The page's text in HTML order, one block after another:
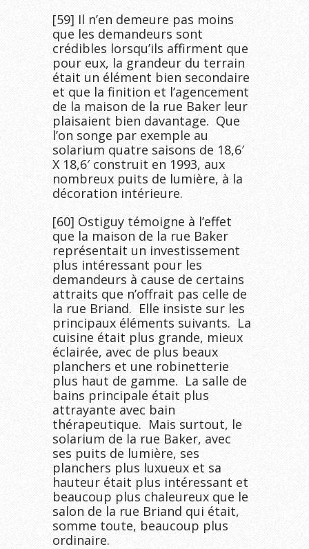
[59] Il n’en demeure pas moins
que les demandeurs sont
crédibles lorsqu’ils affirment que
pour eux, la grandeur du terrain
était un élément bien secondaire
et que la finition et l’agencement
de la maison de la rue Baker leur
plaisaient bien davantage. Que
l’on songe par exemple au
solarium quatre saisons de 18,6′
X 18,6′ construit en 1993, aux
nombreux puits de lumière, à la
décoration intérieure.
[60] Ostiguy témoigne à l’effet
que la maison de la rue Baker
représentait un investissement
plus intéressant pour les
demandeurs à cause de certains
attraits que n’offrait pas celle de
la rue Briand. Elle insiste sur les
principaux éléments suivants. La
cuisine était plus grande, mieux
éclairée, avec de plus beaux
planchers et une robinetterie
plus haut de gamme. La salle de
bains principale était plus
attrayante avec bain
thérapeutique. Mais surtout, le
solarium de la rue Baker, avec
ses puits de lumière, ses
planchers plus luxueux et sa
hauteur était plus intéressant et
beaucoup plus chaleureux que le
salon de la rue Briand qui était,
somme toute, beaucoup plus
ordinaire.